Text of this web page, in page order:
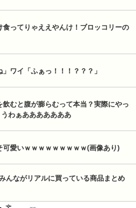
食ってりゃええやんけ！ブロッコリーの
ワイ「ふぁっ！！！？？？」
むと腹が膨らむって本当？実際にやっ
わぁあああああああ
可愛いｗｗｗｗｗｗｗｗｗ(画像あり)
んながリアルに買っている商品まとめ